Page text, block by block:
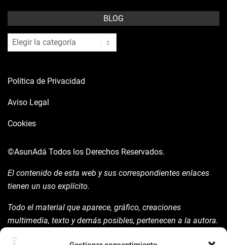
BLOG
blog
Política de Privacidad
Aviso Legal
Cookies
©AsunAdá Todos los Derechos Reservados.
El contenido de esta web y sus correspondientes enlaces
tienen un uso explícito.
Todo el material que aparece, gráfico, creaciones
multimedia, texto y demás posibles, pertenecen a la autora.